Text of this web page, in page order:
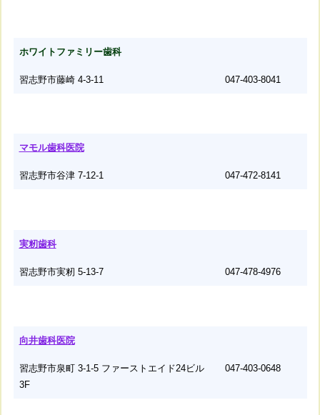
ホワイトファミリー歯科
習志野市藤崎 4-3-11 047-403-8041
マモル歯科医院
習志野市谷津 7-12-1 047-472-8141
実籾歯科
習志野市実籾 5-13-7 047-478-4976
向井歯科医院
習志野市泉町 3-1-5 ファーストエイド24ビル
3F
047-403-0648